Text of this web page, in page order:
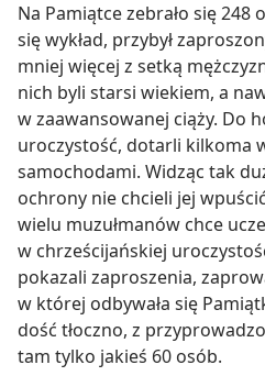
Na Pamiątce zebrało się 248
się wykład, przybył
mniej więcej z setką
nich byli starsi wiekiem, a
w zaawansowanej ciąży. Do
uroczystość, dotarli kilkoma
samochodami. Widząc tak
ochrony nie chcieli jej
wielu muzułmanów chce
w chrześcijańskiej
pokazali zaproszenia,
w której odbywała się
dość tłoczno, z
tam tylko jakieś 60 osób.